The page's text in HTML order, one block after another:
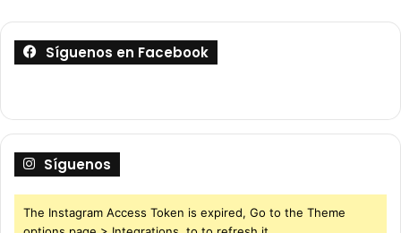
Síguenos en Facebook
Síguenos
The Instagram Access Token is expired, Go to the Theme